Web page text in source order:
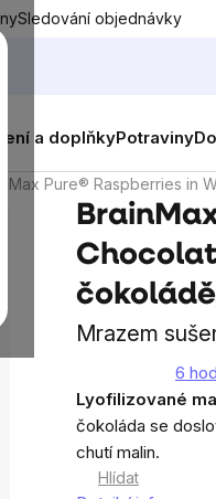
Sledování objednávky
a doplňkyPotraviny
Pure® Raspberries in
Mrazem
hodnocení
produktu
je
5,0
6
Lyofilizované
čokoláda se
chutí malin.
Hlídat